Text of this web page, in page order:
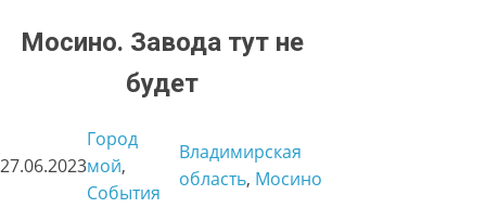
Мосино. Завода тут не
будет
27.06.2023
Город
мой
События
Владимирская
область, Мосино